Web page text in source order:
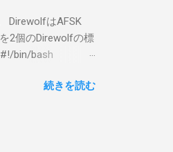
Serial portで送受
声データはUDP
UtilityとRS-
ている。 クライ
11ce-bfc1-
Windows
るので、これを削
DirewolfはAFSK
2個のDirewolfの標
bin/bash
1 -t 0 -B 1200 - |
続きを読む